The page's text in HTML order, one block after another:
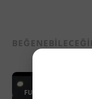
FUTBOL